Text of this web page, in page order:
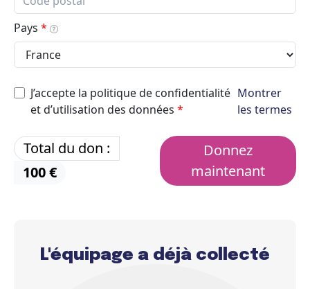
L'équipage a déjà collecté